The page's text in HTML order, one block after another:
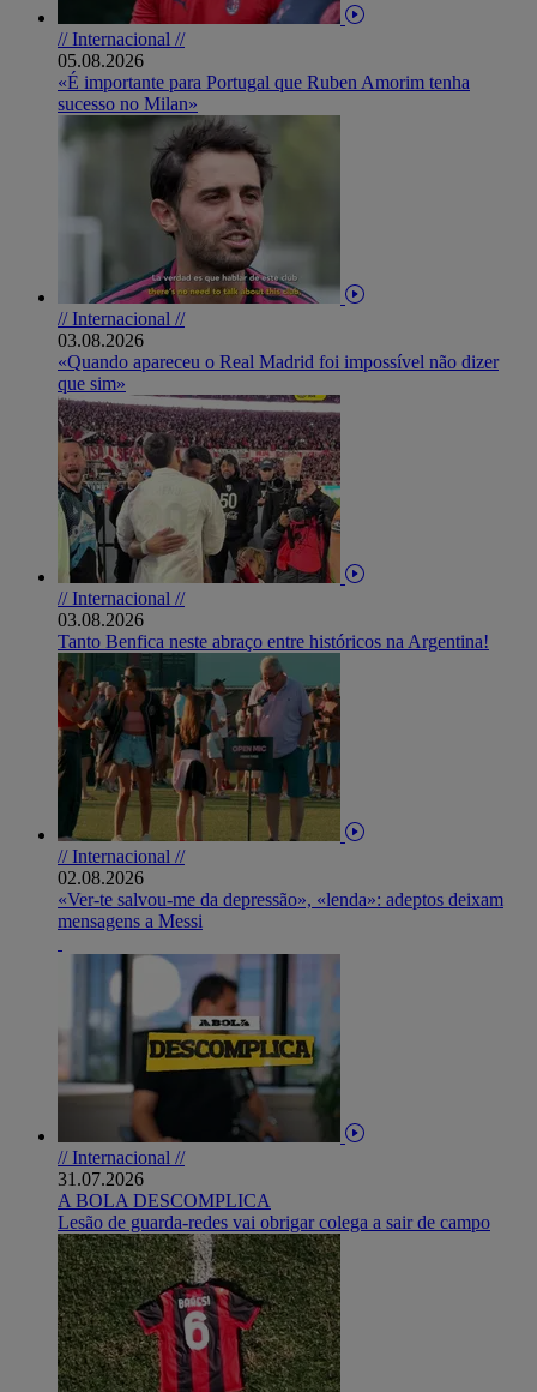
// Internacional //
05.08.2026
«É importante para Portugal que Ruben Amorim tenha
sucesso no Milan»
// Internacional //
03.08.2026
«Quando apareceu o Real Madrid foi impossível não dizer
que sim»
// Internacional //
03.08.2026
Tanto Benfica neste abraço entre históricos na Argentina!
// Internacional //
02.08.2026
«Ver-te salvou-me da depressão», «lenda»: adeptos deixam
mensagens a Messi
// Internacional //
31.07.2026
A BOLA DESCOMPLICA
Lesão de guarda-redes vai obrigar colega a sair de campo